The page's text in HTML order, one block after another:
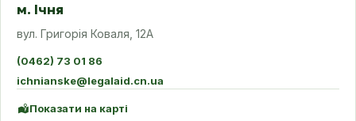
м. Ічня
вул. Григорія Коваля, 12А
(0462) 73 01 86
ichnianske@legalaid.cn.ua
Показати на карті